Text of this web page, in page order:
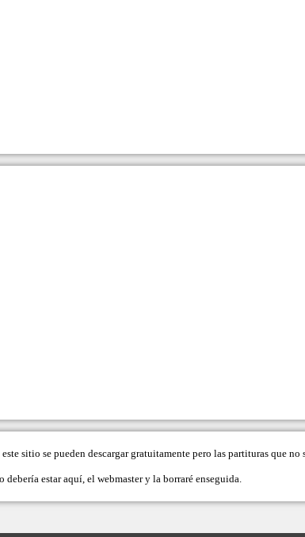
sitio se pueden descargar gratuitamente pero las partituras que
debería estar aquí, elwebmastery la borraré enseguida.